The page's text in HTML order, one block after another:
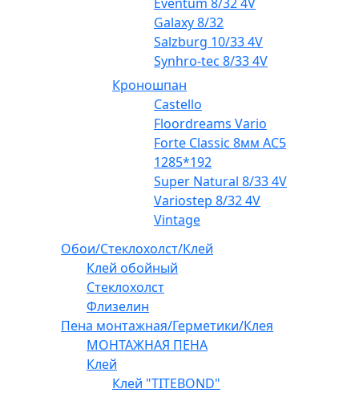
Galaxy 8/32
Salzburg 10/33 4V
Synhro-tec 8/33 4V
Кроношпан
Castello
Floordreams Vario
Forte Classic 8мм AC5
1285*192
Super Natural 8/33 4V
Variostep 8/32 4V
Vintage
Обои/Стеклохолст/Клей
Клей обойный
Стеклохолст
Флизелин
Пена монтажная/Герметики/Клея
МОНТАЖНАЯ ПЕНА
Клей
Клей "TITEBOND"